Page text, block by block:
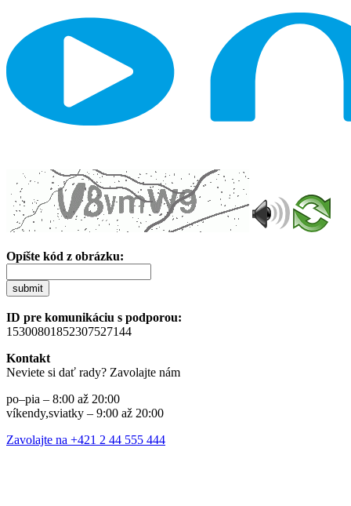
Opíšte kód z obrázku:
submit
ID pre komunikáciu s podporou:
15300801852307527144
Kontakt
Neviete si dať rady? Zavolajte nám
po–pia – 8:00 až 20:00
víkendy,sviatky – 9:00 až 20:00
Zavolajte na +421 2 44 555 444